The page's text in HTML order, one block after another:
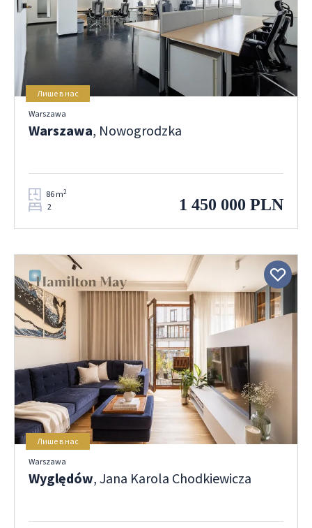
Лише в нас
Warszawa
Warszawa, Nowogrodzka
86 m2
2 1 450 000 PLN
Лише в нас
Warszawa
Wyględów, Jana Karola Chodkiewicza